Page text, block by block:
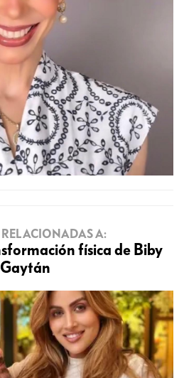
A:
física de Biby
Gaytán